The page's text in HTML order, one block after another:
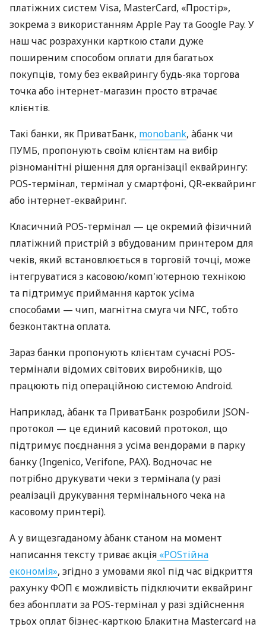
платіжних систем Visa, MasterCard, «Простір»,
зокрема з використанням Apple Pay та Google Pay. У
наш час розрахунки карткою стали дуже
поширеним способом оплати для багатьох
покупців, тому без еквайрингу будь-яка торгова
точка або інтернет-магазин просто втрачає
клієнтів.
Такі банки, як ПриватБанк, monobank, àбанк чи
ПУМБ, пропонують своїм клієнтам на вибір
різноманітні рішення для організації еквайрингу:
POS-термінал, термінал у смартфоні, QR-еквайринг
або інтернет-еквайринг.
Класичний POS-термінал — це окремий фізичний
платіжний пристрій з вбудованим принтером для
чеків, який встановлюється в торговій точці, може
інтегруватися з касовою/комп'ютерною технікою
та підтримує приймання карток усіма
способами — чип, магнітна смуга чи NFC, тобто
безконтактна оплата.
Зараз банки пропонують клієнтам сучасні POS-
термінали відомих світових виробників, що
працюють під операційною системою Android.
Наприклад, àбанк та ПриватБанк розробили JSON-
протокол — це єдиний касовий протокол, що
підтримує поєднання з усіма вендорами в парку
банку (Ingenico, Verifone, PAX). Водночас не
потрібно друкувати чеки з термінала (у разі
реалізації друкування термінального чека на
касовому принтері).
А у вищезгаданому àбанк станом на момент
написання тексту триває акція «POSтійна
економія», згідно з умовами якої під час відкриття
рахунку ФОП є можливість підключити еквайринг
без абонплати за POS-термінал у разі здійснення
трьох оплат бізнес-карткою Блакитна Mastercard на